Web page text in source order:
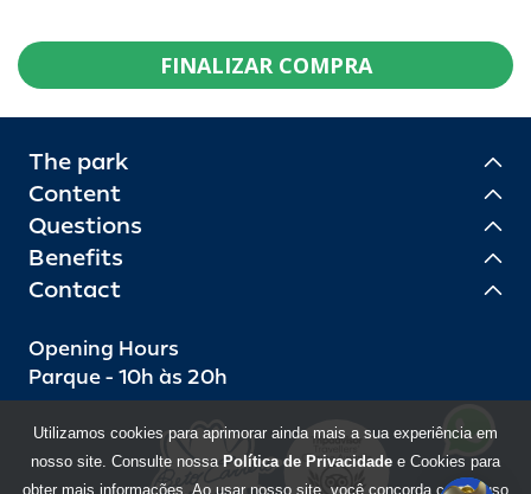
FINALIZAR COMPRA
The park
Content
Questions
Benefits
Contact
Opening Hours
Parque - 10h às 20h
Utilizamos cookies para aprimorar ainda mais a sua experiência em
nosso site. Consulte nossa Política de Privacidade e Cookies para
obter mais informações. Ao usar nosso site, você concorda com o uso